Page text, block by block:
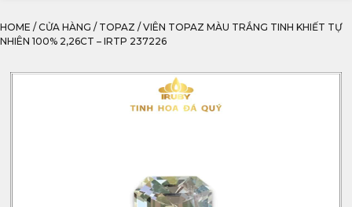
HOME / CỬA HÀNG / TOPAZ / VIÊN TOPAZ MÀU TRẮNG TINH KHIẾT TỰ
NHIÊN 100% 2,26CT – IRTP 237226